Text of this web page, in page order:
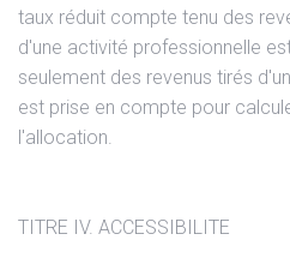
taux réduit compte tenu des
d'une activité professionnelle
seulement des revenus tirés
est prise en compte pour
l'allocation.
TITRE IV. ACCESSIBILITE